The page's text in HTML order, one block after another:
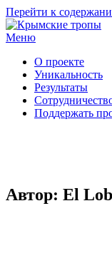
Перейти к
Меню
О проекте
Уникальность
Результаты
Поддержать
Автор: El